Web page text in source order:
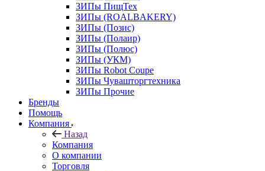
ЗИПы ПищТех
ЗИПы (ROALBAKERY)
ЗИПы (Позис)
ЗИПы (Полаир)
ЗИПы (Полюс)
ЗИПы (УКМ)
ЗИПы Robot Coupe
ЗИПы Чувашторгтехника
ЗИПы Прочие
Бренды
Помощь
Компания
Назад
Компания
О компании
Торговля